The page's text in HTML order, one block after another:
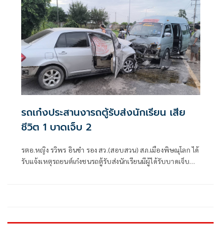
สัก ถูกซุ
รถเก๋งประสานงารถตู้รับส่งนักเรียน เสีย
ชีวิต 1 บาดเจ็บ 2
รตอ.หญิง รวิพร อินขำ รอง สว.(สอบสวน) สภ.เมืองพิษณุโลก ได้
รับแจ้งเหตุรถยนต์เก๋งชนรถตู้รับส่งนักเรียนมีผู้ได้รับบาดเจ็บ